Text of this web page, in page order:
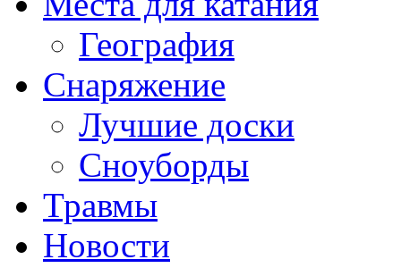
География
Снаряжение
Лучшие доски
Сноуборды
Травмы
Новости